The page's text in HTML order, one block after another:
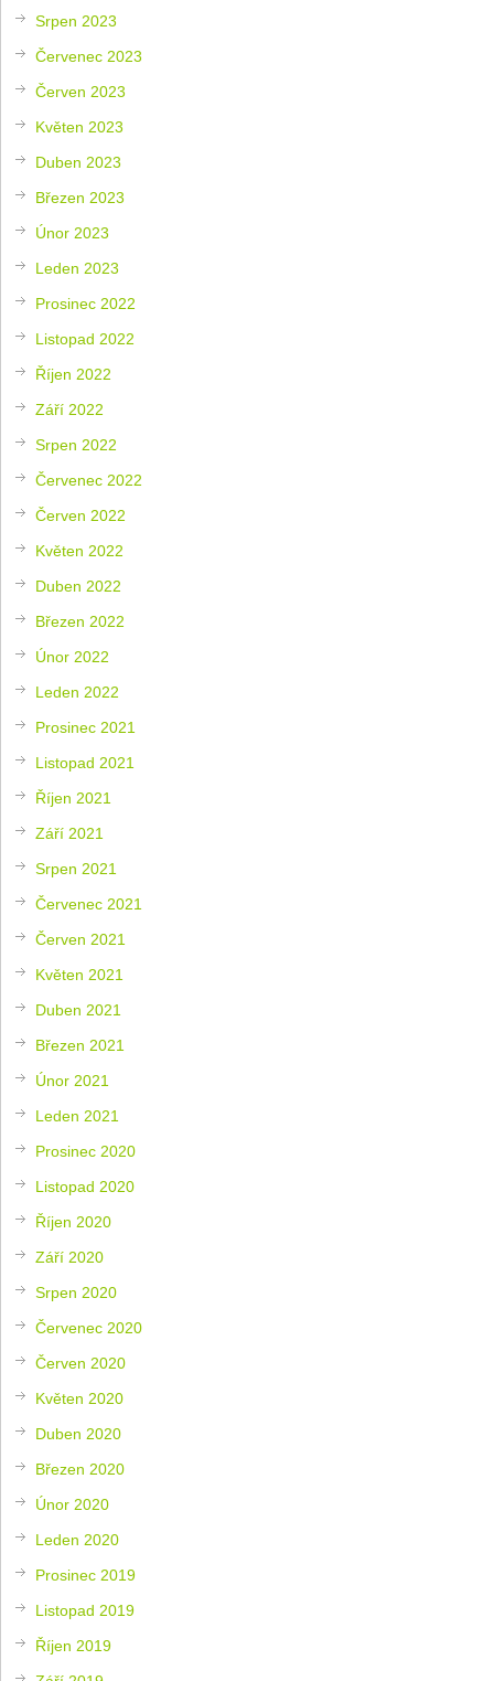
Srpen 2023
Červenec 2023
Červen 2023
Květen 2023
Duben 2023
Březen 2023
Únor 2023
Leden 2023
Prosinec 2022
Listopad 2022
Říjen 2022
Září 2022
Srpen 2022
Červenec 2022
Červen 2022
Květen 2022
Duben 2022
Březen 2022
Únor 2022
Leden 2022
Prosinec 2021
Listopad 2021
Říjen 2021
Září 2021
Srpen 2021
Červenec 2021
Červen 2021
Květen 2021
Duben 2021
Březen 2021
Únor 2021
Leden 2021
Prosinec 2020
Listopad 2020
Říjen 2020
Září 2020
Srpen 2020
Červenec 2020
Červen 2020
Květen 2020
Duben 2020
Březen 2020
Únor 2020
Leden 2020
Prosinec 2019
Listopad 2019
Říjen 2019